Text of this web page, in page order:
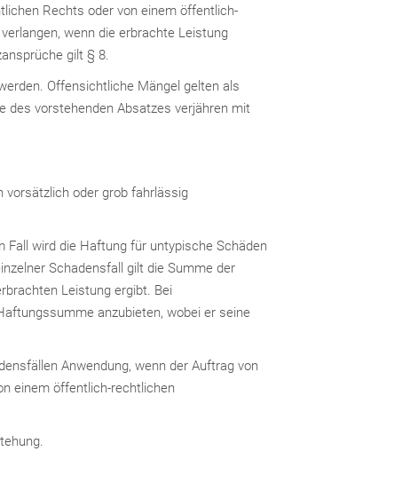
Rechts oder von einem öffentlich-
wenn die erbrachte Leistung
gilt § 8.
Offensichtliche Mängel gelten als
des vorstehenden Absatzes verjähren mit
vorsätzlich oder grob fahrlässig
wird die Haftung für untypische Schäden
Schadensfall gilt die Summe der
Leistung ergibt. Bei
anzubieten, wobei er seine
Anwendung, wenn der Auftrag von
einem öffentlich-rechtlichen